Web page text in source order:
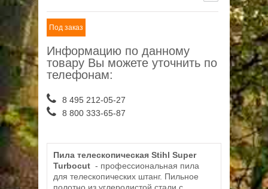
Под заказ
Информацию по данному
товару Вы можете уточнить по
телефонам:
8 495 212-05-27
8 800 333-65-87
Пила телескопическая Stihl Super
Turbocut - профессиональная пила
для телескопических штанг. Пильное